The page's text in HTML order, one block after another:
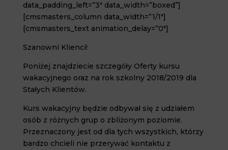
data_padding_left=”3″ data_width=”boxed”]
[cmsmasters_column data_width=”1/1″]
[cmsmasters_text animation_delay=”0″]
Szanowni Klienci!
Poniżej znajdziecie szczegóły Oferty kursu
wakacyjnego oraz na rok szkolny 2018/2019 dla
Stałych Klientów.
Kurs wakacyjny będzie odbywał się z udziałem
osób z różnych grup o zbliżonym poziomie.
Przeznaczony jest od dla tych wszystkich, którzy
bardzo chcieli nie przerywać kontaktu z